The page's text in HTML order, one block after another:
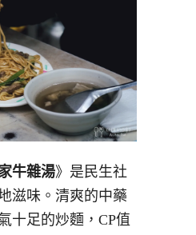
牛雜湯》是民生社
滋味。清爽的中藥
十足的炒麵，CP值